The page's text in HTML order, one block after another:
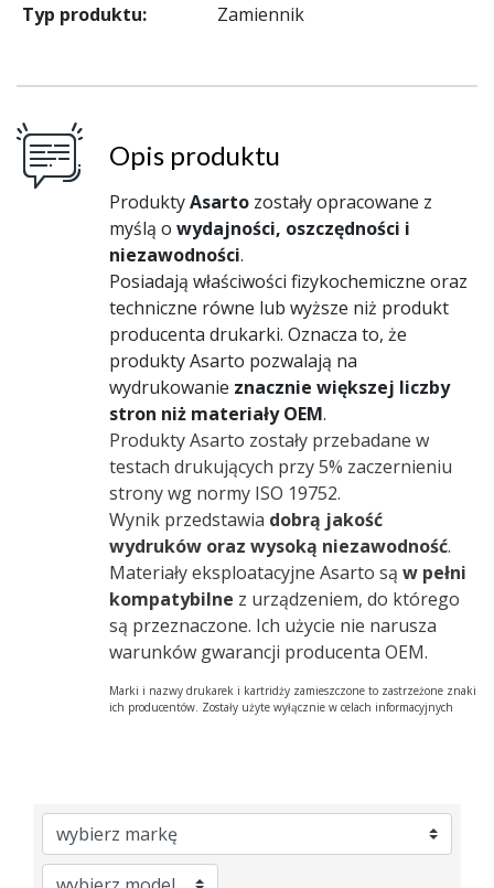
Typ produktu:
Zamiennik
Opis produktu
ProduktyAsarto zostały opracowane z
myślą o wydajności, oszczędności i
niezawodności.
Posiadają właściwości fizykochemiczne oraz
techniczne równe lub wyższe niż produkt
producenta drukarki. Oznacza to, że
produkty Asarto pozwalają na
wydrukowanie znacznie większej liczby
stron niż materiały OEM.
Produkty Asarto zostały przebadane w
testach drukujących przy 5% zaczernieniu
strony wg normy ISO 19752.
Wynik przedstawia dobrą jakość
wydruków oraz wysoką niezawodność.
Materiały eksploatacyjne Asarto są w pełni
kompatybilne z urządzeniem, do którego
są przeznaczone. Ich użycie nie narusza
warunków gwarancji producenta OEM.
Marki i nazwy drukarek i kartridży zamieszczone to zastrzeżone znaki
ich producentów. Zostały użyte wyłącznie w celach informacyjnych